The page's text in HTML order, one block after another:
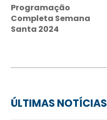
Programação
Completa Semana
Santa 2024
ÚLTIMAS NOTÍCIAS